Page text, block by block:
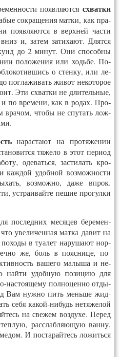
по­яв­ля­ют­ся схват­ки
сок­ра­щения мат­ки, как пра­
по­яв­ля­ют­ся в верх­ней час­ти
и, за­тем за­тиха­ют. Длят­ся
до 2 ми­нут. Они спо­соб­ны
по­ложе­ния или ходь­бе. По­
о стен­ку, или ле­
пог­ла­живать жи­вот не­кото­рое
Эти схват­ки не дли­тель­ные,
по вре­мени, как в ро­дах. Про­
вра­чом, что­бы не спу­тать лож­
на­рас­та­ют на про­тяже­нии
тя­жело в этот пе­ри­од
оде­вать­ся, зас­ти­лать кро­
каж­дой удоб­ной воз­можнос­ти
воз­можно, да­же впрок.
уст­ра­ивай­те пе­шие про­гул­ки
пос­ледних ме­сяцев бе­ремен­
уве­личен­ная мат­ка да­вит на
в ту­алет на­руша­ют нор­
же, боль в по­яс­ни­це, по­
ва­шего ма­лыша и не­
най­ти удоб­ную по­зицию для
нас­то­яще­му пол­но­цен­но от­ды­
Вам нуж­но пить мень­ше жид­
се­бя ка­кой-ни­будь не­тяже­лой
на све­жем воз­ду­хе. Пе­ред
расс­лаб­ля­ющую ван­ну,
И пос­та­рай­тесь ло­жить­ся